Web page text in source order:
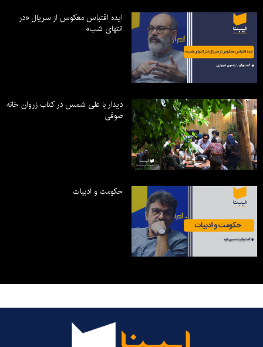
ایده اقتباس معکوس از سریال «در
انتهای شب»
دیدار با علی شمس در کتاب زروان خانه
صوفی
حکومت و ادبیات